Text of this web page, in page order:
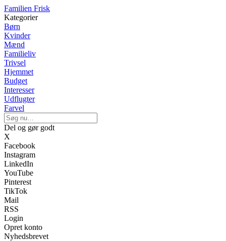
Familien Frisk
Kategorier
Børn
Kvinder
Mænd
Familieliv
Trivsel
Hjemmet
Budget
Interesser
Udflugter
Farvel
Del og gør godt
X
Facebook
Instagram
LinkedIn
YouTube
Pinterest
TikTok
Mail
RSS
Login
Opret konto
Nyhedsbrevet